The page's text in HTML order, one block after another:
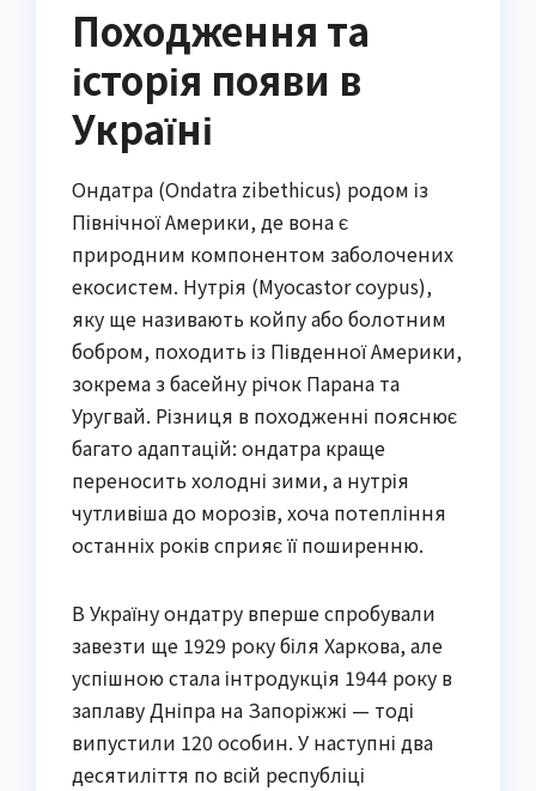
Походження та
історія появи в
Україні
Ондатра (Ondatra zibethicus) родом із
Північної Америки, де вона є
природним компонентом заболочених
екосистем. Нутрія (Myocastor coypus),
яку ще називають койпу або болотним
бобром, походить із Південної Америки,
зокрема з басейну річок Парана та
Уругвай. Різниця в походженні пояснює
багато адаптацій: ондатра краще
переносить холодні зими, а нутрія
чутливіша до морозів, хоча потепління
останніх років сприяє її поширенню.
В Україну ондатру вперше спробували
завезти ще 1929 року біля Харкова, але
успішною стала інтродукція 1944 року в
заплаву Дніпра на Запоріжжі — тоді
випустили 120 особин. У наступні два
десятиліття по всій республіці